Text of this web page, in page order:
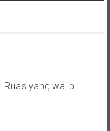
Ruas yang wajib